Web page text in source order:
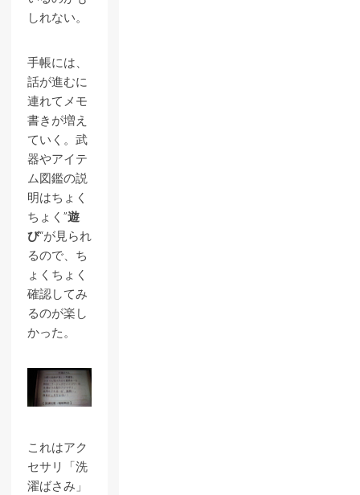
しれない。
手帳には、
話が進むに
連れてメモ
書きが増え
ていく。武
器やアイテ
ム図鑑の説
明はちょく
ちょく”遊
び“が見られ
るので、ち
ょくちょく
確認してみ
るのが楽し
かった。
これはアク
セサリ「洗
濯ばさみ」